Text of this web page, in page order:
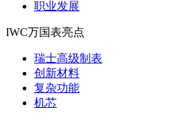
职业发展
IWC万国表亮点
瑞士高级制表
创新材料
复杂功能
机芯